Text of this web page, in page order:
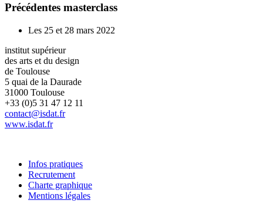
Précédentes masterclass
Les 25 et 28 mars 2022
institut supérieur
des arts et du design
de Toulouse
5 quai de la Daurade
31000 Toulouse
+33 (0)5 31 47 12 11
contact@isdat.fr
www.isdat.fr
Infos pratiques
Recrutement
Charte graphique
Mentions légales